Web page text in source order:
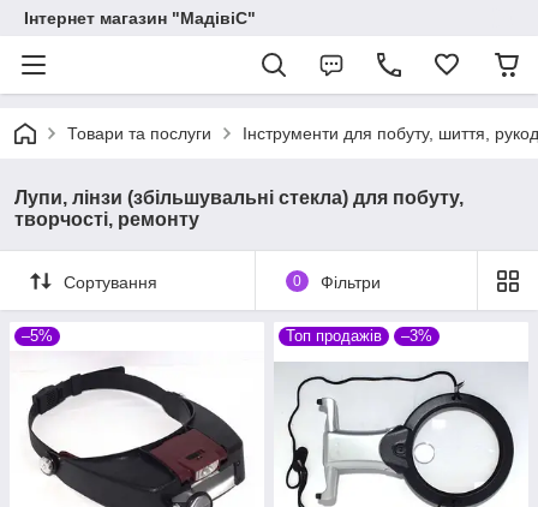
Інтернет магазин "МадівіС"
Товари та послуги Інструменти для побуту, шиття,
Лупи, лінзи (збільшувальні стекла) для побуту,
творчості, ремонту
Сортування 0 Фільтри
–5% Топ продажів –3%